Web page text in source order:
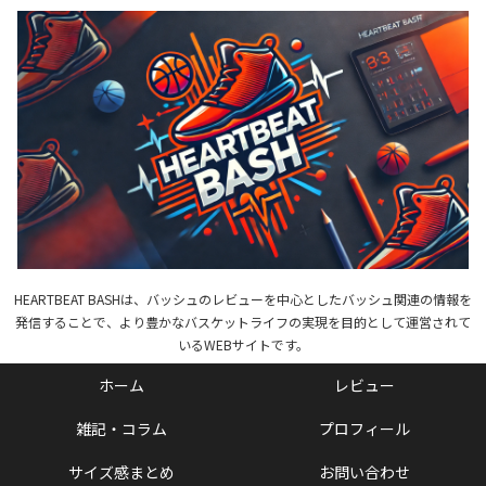
HEARTBEAT BASHは、バッシュのレビューを中心としたバッシュ関連の情報を
発信することで、より豊かなバスケットライフの実現を目的として運営されて
いるWEBサイトです。
ホーム
レビュー
雑記・コラム
プロフィール
サイズ感まとめ
お問い合わせ